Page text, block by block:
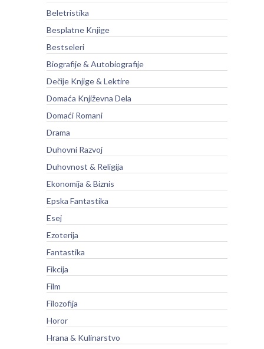
Beletristika
Besplatne Knjige
Bestseleri
Biografije & Autobiografije
Dečije Knjige & Lektire
Domaća Književna Dela
Domaći Romani
Drama
Duhovni Razvoj
Duhovnost & Religija
Ekonomija & Biznis
Epska Fantastika
Esej
Ezoterija
Fantastika
Fikcija
Film
Filozofija
Horor
Hrana & Kulinarstvo